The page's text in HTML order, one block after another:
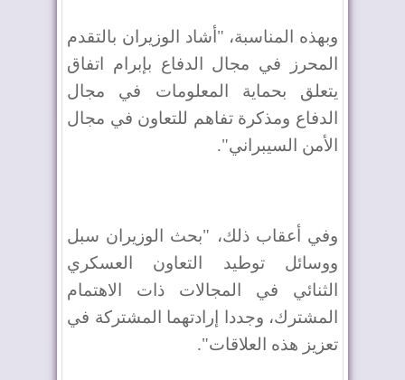
وبهذه المناسبة، "أشاد الوزيران بالتقدم
المحرز في مجال الدفاع بإبرام اتفاق
يتعلق بحماية المعلومات في مجال
الدفاع ومذكرة تفاهم للتعاون في مجال
الأمن السيبراني".
وفي أعقاب ذلك، "بحث الوزيران سبل
ووسائل توطيد التعاون العسكري
الثنائي في المجالات ذات الاهتمام
المشترك، وجددا إرادتهما المشتركة في
تعزيز هذه العلاقات".